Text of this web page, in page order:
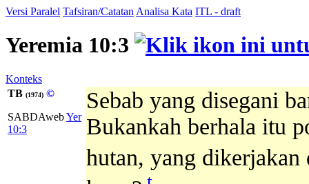
Versi Paralel Tafsiran/Catatan Analisa Kata ITL - draft
Yeremia 10:3
Konteks
TB (1974) ©
SABDAwebYer
10:3
Sebab yang disegani
Bukankah berhala itu
hutan, yang dikerjakan